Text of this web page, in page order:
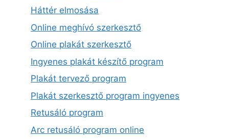
Háttér elmosása
Online meghívó szerkesztő
Online plakát szerkesztő
Ingyenes plakát készítő program
Plakát tervező program
Plakát szerkesztő program ingyenes
Retusáló program
Arc retusáló program online